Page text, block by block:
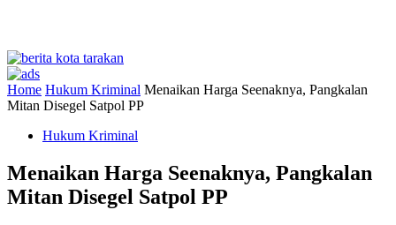
Home Hukum Kriminal Menaikan Harga Seenaknya, Pangkalan
Mitan Disegel Satpol PP
Hukum Kriminal
Menaikan Harga Seenaknya, Pangkalan
Mitan Disegel Satpol PP